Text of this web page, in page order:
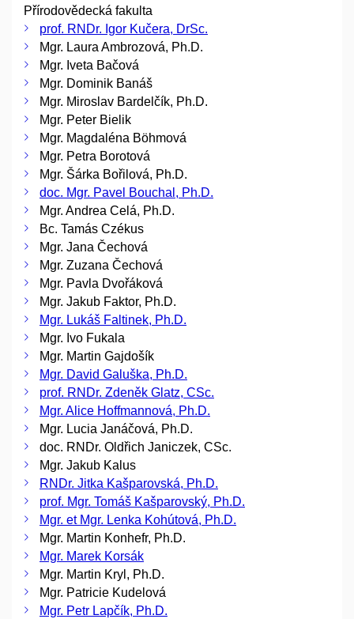
Přírodovědecká fakulta
prof. RNDr. Igor Kučera, DrSc.
Mgr. Laura Ambrozová, Ph.D.
Mgr. Iveta Bačová
Mgr. Dominik Banáš
Mgr. Miroslav Bardelčík, Ph.D.
Mgr. Peter Bielik
Mgr. Magdaléna Böhmová
Mgr. Petra Borotová
Mgr. Šárka Bořilová, Ph.D.
doc. Mgr. Pavel Bouchal, Ph.D.
Mgr. Andrea Celá, Ph.D.
Bc. Tamás Czékus
Mgr. Jana Čechová
Mgr. Zuzana Čechová
Mgr. Pavla Dvořáková
Mgr. Jakub Faktor, Ph.D.
Mgr. Lukáš Faltinek, Ph.D.
Mgr. Ivo Fukala
Mgr. Martin Gajdošík
Mgr. David Galuška, Ph.D.
prof. RNDr. Zdeněk Glatz, CSc.
Mgr. Alice Hoffmannová, Ph.D.
Mgr. Lucia Janáčová, Ph.D.
doc. RNDr. Oldřich Janiczek, CSc.
Mgr. Jakub Kalus
RNDr. Jitka Kašparovská, Ph.D.
prof. Mgr. Tomáš Kašparovský, Ph.D.
Mgr. et Mgr. Lenka Kohútová, Ph.D.
Mgr. Martin Konhefr, Ph.D.
Mgr. Marek Korsák
Mgr. Martin Kryl, Ph.D.
Mgr. Patricie Kudelová
Mgr. Petr Lapčík, Ph.D.